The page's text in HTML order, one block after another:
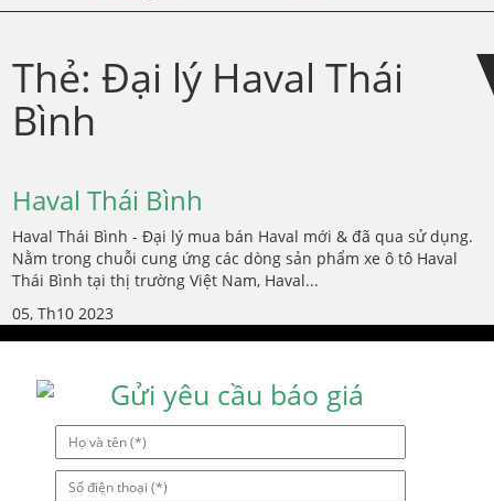
navigation
content
Thẻ:Đại lý Haval Thái
Bình
Haval Thái Bình
Haval Thái Bình - Đại lý mua bán Haval mới & đã qua sử dụng.
Nằm trong chuỗi cung ứng các dòng sản phẩm xe ô tô Haval
Thái Bình tại thị trường Việt Nam, Haval...
05, Th10 2023
Gửi yêu cầu báo giá